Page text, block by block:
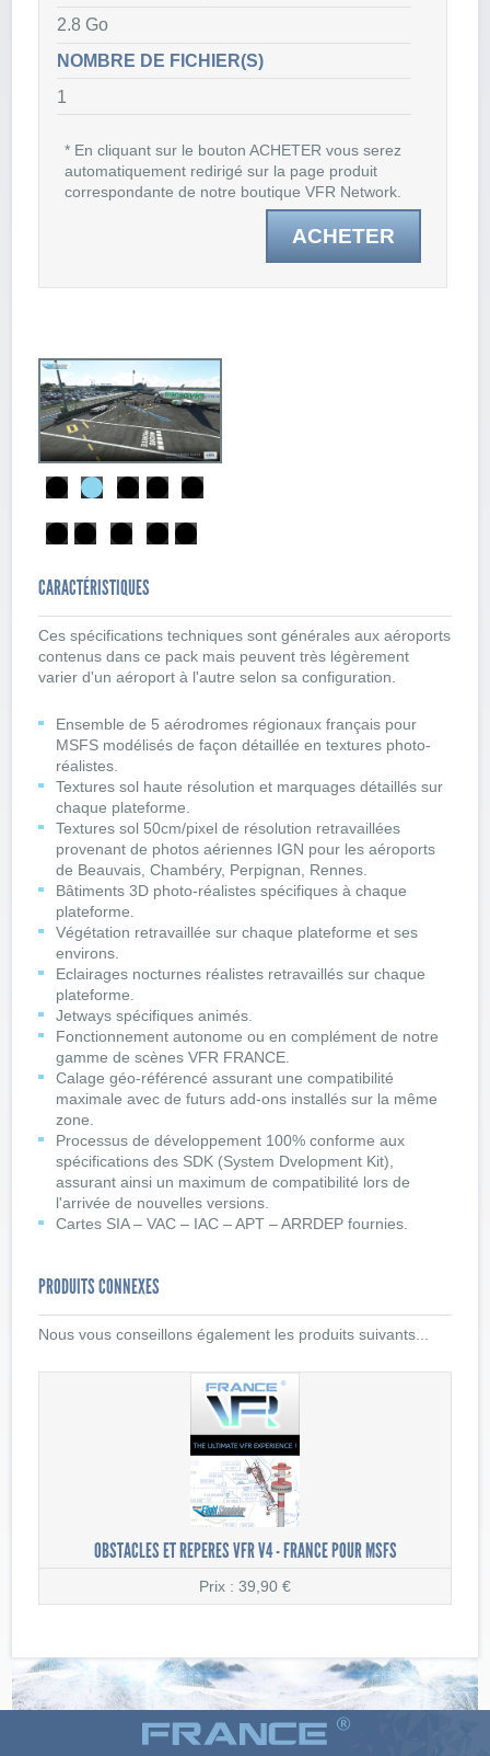
2.8 Go
NOMBRE DE FICHIER(S)
1
ACHETER
* En cliquant sur le bouton ACHETER vous serez
automatiquement redirigé sur la page produit
correspondante de notre boutique VFR Network.
CARACTÉRISTIQUES
Ces spécifications techniques sont générales aux aéroports
contenus dans ce pack mais peuvent très légèrement
varier d'un aéroport à l'autre selon sa configuration.
Ensemble de 5 aérodromes régionaux français pour
MSFS modélisés de façon détaillée en textures photo-
réalistes.
Textures sol haute résolution et marquages détaillés sur
chaque plateforme.
Textures sol 50cm/pixel de résolution retravaillées
provenant de photos aériennes IGN pour les aéroports
de Beauvais, Chambéry, Perpignan, Rennes.
Bâtiments 3D photo-réalistes spécifiques à chaque
plateforme.
Végétation retravaillée sur chaque plateforme et ses
environs.
Eclairages nocturnes réalistes retravaillés sur chaque
plateforme.
Jetways spécifiques animés.
Fonctionnement autonome ou en complément de notre
gamme de scènes VFR FRANCE.
Calage géo-référencé assurant une compatibilité
maximale avec de futurs add-ons installés sur la même
zone.
Processus de développement 100% conforme aux
spécifications des SDK (System Dvelopment Kit),
assurant ainsi un maximum de compatibilité lors de
l'arrivée de nouvelles versions.
Cartes SIA – VAC – IAC – APT – ARRDEP fournies.
PRODUITS CONNEXES
Nous vous conseillons également les produits suivants...
OBSTACLES ET REPERES VFR V4 - FRANCE POUR MSFS
Prix : 39,90 €